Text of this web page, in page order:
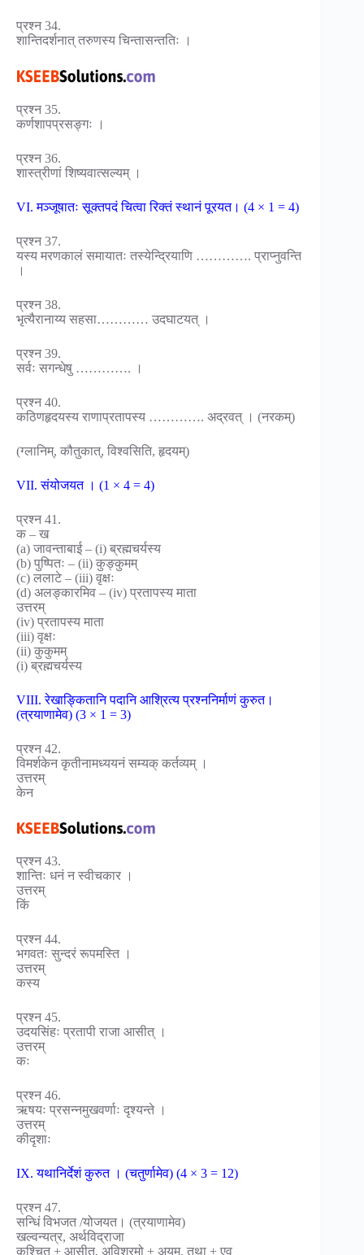
प्रश्न 34.
शान्तिदर्शनात् तरुणस्य चिन्तासन्ततिः ।
प्रश्न 35.
कर्णशापप्रसङ्गः ।
प्रश्न 36.
शास्त्रीणां शिष्यवात्सल्यम् ।
VI. मञ्जूषातः सूक्तपदं चित्वा रिक्तं स्थानं पूरयत। (4 × 1 = 4)
प्रश्न 37.
यस्य मरणकालं समायातः तस्येन्द्रियाणि …………. प्राप्नुवन्ति
।
प्रश्न 38.
भृत्यैरानाय्य सहसा………… उदघाटयत् ।
प्रश्न 39.
सर्वः सगन्धेषु …………. ।
प्रश्न 40.
कठिणहृदयस्य राणाप्रतापस्य …………. अद्रवत् । (नरकम्)
(ग्लानिम्, कौतुकात्, विश्वसिति, हृदयम्)
VII. संयोजयत । (1 × 4 = 4)
प्रश्न 41.
क – ख
(a) जावन्ताबाई – (i) ब्रह्मचर्यस्य
(b) पुष्पितः – (ii) कुङ्कुमम्
(c) ललाटे – (iii) वृक्षः
(d) अलङ्कारमिव – (iv) प्रतापस्य माता
उत्तरम्
(iv) प्रतापस्य माता
(iii) वृक्षः
(ii) कुकुमम्
(i) ब्रह्मचर्यस्य
VIII. रेखाङ्कितानि पदानि आश्रित्य प्रश्ननिर्माणं कुरुत।
(त्रयाणामेव) (3 × 1 = 3)
प्रश्न 42.
विमर्शकेन कृतीनामध्ययनं सम्यक् कर्तव्यम् ।
उत्तरम्
केन
प्रश्न 43.
शान्तिः धनं न स्वीचकार ।
उत्तरम्
किं
प्रश्न 44.
भगवतः सुन्दरं रूपमस्ति ।
उत्तरम्
कस्य
प्रश्न 45.
उदयसिंहः प्रतापी राजा आसीत् ।
उत्तरम्
कः
प्रश्न 46.
ऋषयः प्रसन्नमुखवर्णाः दृश्यन्ते ।
उत्तरम्
कीदृशाः
IX. यथानिर्देशं कुरुत । (चतुर्णामेव) (4 × 3 = 12)
प्रश्न 47.
सन्धिं विभजत /योजयत। (त्रयाणामेव)
खल्वन्यत्र, अर्थविद्राजा
कश्चित् + आसीत्, अविश्रमो + अयम्, तथा + एव